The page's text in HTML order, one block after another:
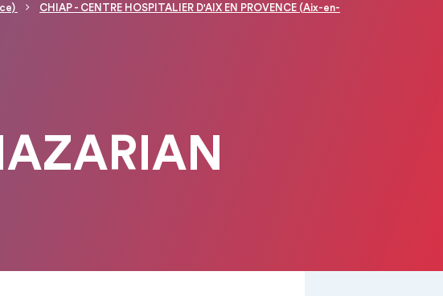
CHIAP - CENTRE HOSPITALIER D'AIX EN PROVENCE (Aix-en-